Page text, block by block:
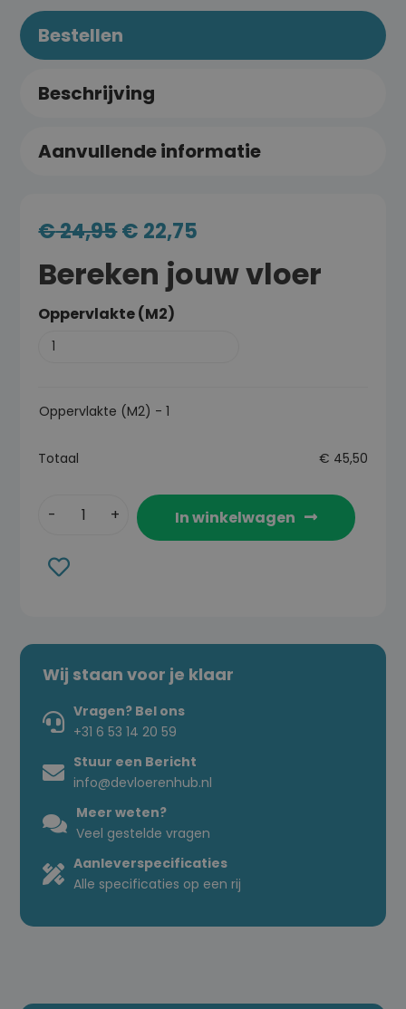
Bestellen
Beschrijving
Aanvullende informatie
€24,95€ 22,75
Bereken jouw vloer
Oppervlakte (M2)
Oppervlakte (M2) -1
Totaal € 45,50
In winkelwagen
Wij staan voor je klaar
Vragen? Bel ons
+31 6 53 14 20 59
Stuur een Bericht
info@devloerenhub.nl
Meer weten?
Veel gestelde vragen
Aanleverspecificaties
Alle specificaties op een rij